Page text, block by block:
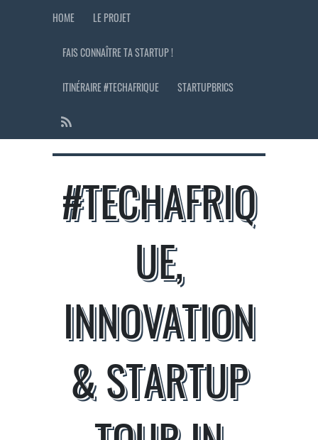
HOME LE PROJET
FAIS CONNAÎTRE TA STARTUP !
ITINÉRAIRE #TECHAFRIQUE STARTUPBRICS
#TECHAFRIQ
UE,
INNOVATION
& STARTUP